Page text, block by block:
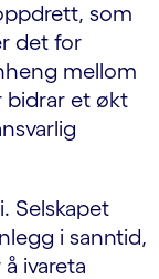
som
det for
mellom
bidrar et økt
Selskapet
i sanntid,
ivareta